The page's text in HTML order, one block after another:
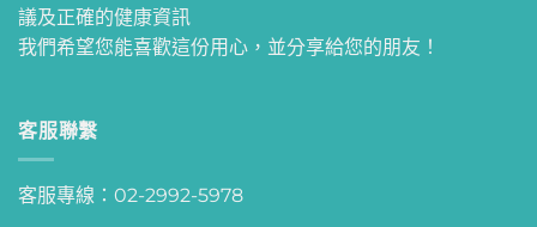
議及正確的健康資訊
我們希望您能喜歡這份用心，並分享給您的朋友！
客服聯繫
客服專線：02-2992-5978